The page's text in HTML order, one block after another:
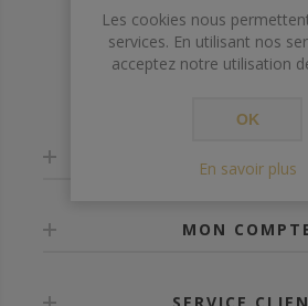
MON
Les cookies nous
services. En utilisant nos
acceptez notre utilisation
OK
En savoir plus